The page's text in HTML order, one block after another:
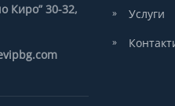
Киро” 30-32,
Услуги